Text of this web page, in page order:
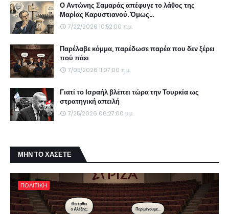
Ο Αντώνης Σαμαράς απέφυγε το λάθος της
Μαρίας Καρυστιανού. Όμως...
7/22/2026 10:52:00 π.μ.
Παρέλαβε κόμμα, παρέδωσε παρέα που δεν ξέρει
πού πάει
7/05/2026 11:07:00 π.μ.
Γιατί το Ισραήλ βλέπει τώρα την Τουρκία ως
στρατηγική απειλή
7/25/2026 06:27:00 μ.μ.
ΜΗΝ ΤΟ ΧΑΣΕΤΕ
ΠΟΛΙΤΙΚΗ